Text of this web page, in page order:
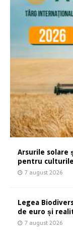
Arsurile solare
pentru
7 august 2026
Legea
de euro și
7 august 2026